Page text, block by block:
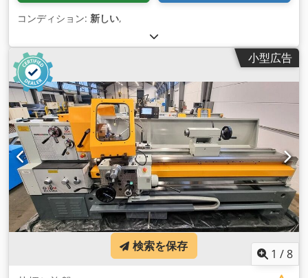
コンディション: 新しい,
小型広告
1 /8
検索を保存